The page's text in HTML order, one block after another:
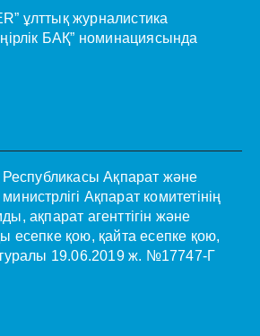
ұлттық журналистика
БАҚ” номинациясында
Республикасы Ақпарат және
Ақпарат комитетінің
ақпарат агенттігін және
есепке қою, қайта есепке қою,
19.06.2019 ж. №17747-Г